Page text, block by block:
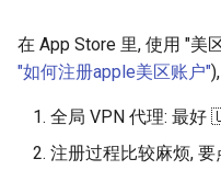
Software Engineering
Applications of Parallel
Computers
与开源开发》
醍醐灌顶 -《机器学习科
的十年》
在 App Store 里, 使用 "美
"如何注册apple美区账户"
全局 VPN 代理: 最
注册过程比较麻烦, 要